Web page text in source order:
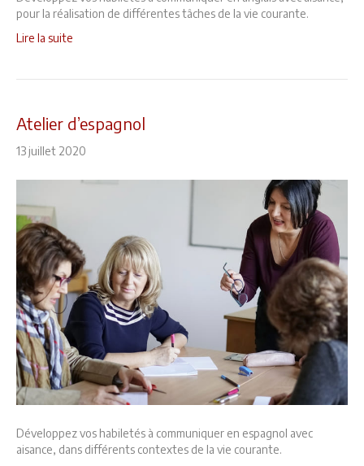
pour la réalisation de différentes tâches de la vie courante.
Lire la suite
Atelier d’espagnol
13 juillet 2020
Développez vos habiletés à communiquer en espagnol avec
aisance, dans différents contextes de la vie courante.